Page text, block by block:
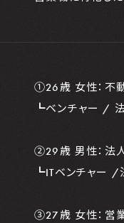
①26歳 女性：不
┗ベンチャー /
②29歳 男性：法
┗ITベンチャー /
③27歳 女性：営